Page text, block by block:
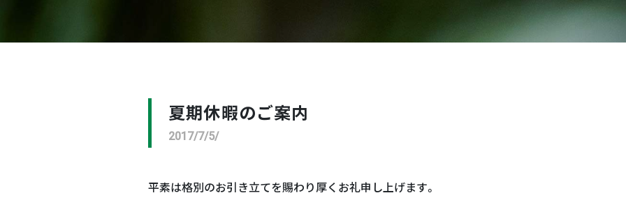
夏期休暇のご案内
2017/7/5/
平素は格別のお引き立てを賜わり厚くお礼申し上げます。